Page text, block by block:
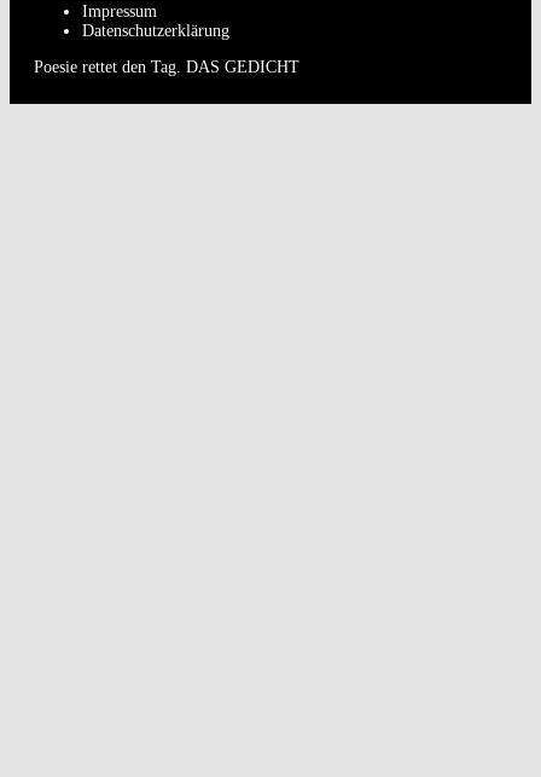
Impressum
Datenschutzerklärung
Poesie rettet den Tag. DAS GEDICHT